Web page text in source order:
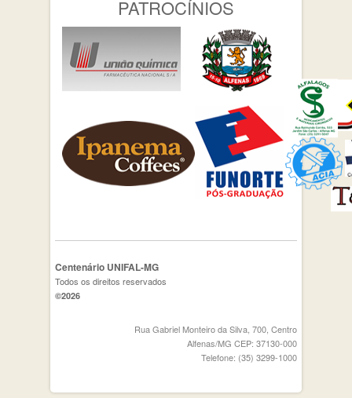
PATROCÍNIOS
Centenário UNIFAL-MG
Todos os direitos reservados
©2026
Rua Gabriel Monteiro da Silva, 700, Centro
Alfenas/MG CEP: 37130-000
Telefone: (35) 3299-1000